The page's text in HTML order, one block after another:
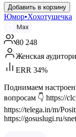
Добавить в корзину
Юмор•Хохотушечка
Max
80 248
Женская
ERR 34%
Поднимаем
вопросам 👇 https://
https://telega.in/m/
https://gosuslugi.ru/